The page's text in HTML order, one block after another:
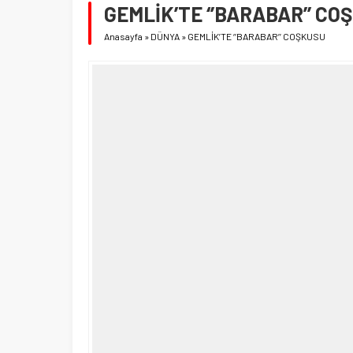
GEMLİK’TE ‘’BARABAR’’
Anasayfa » DÜNYA » GEMLİK’TE ‘’BARABAR’’ COŞKUSU